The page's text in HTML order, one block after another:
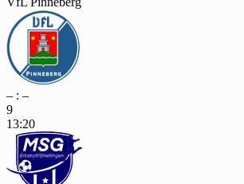
– : –
9
13:20